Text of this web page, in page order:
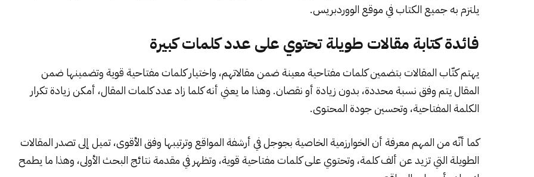
يلتزم به جميع الكتاب في موقع الووردبريس.
فائدة كتابة مقالات طويلة تحتوي على عدد كلمات كبيرة
يهتم كتّاب المقالات بتضمين كلمات مفتاحية معينة ضمن مقالاتهم، واختيار كلمات مفتاحية قوية وتضمينها ضمن
المقال يتم وفق نسبة محددة، بدون زيادة أو نقصان. وهذا ما يعني أنه كلما زاد عدد كلمات المقال، أمكن زيادة تكرار
الكلمة المفتاحية، وتحسين جودة المحتوى.
كما أنّه من المهم معرفة أن الخوارزمية الخاصية بجوجل في أرشفة المواقع وترتيبها وفق الأقوى، تميل إلى تصدر المقالات
الطويلة التي تزيد عن ألف كلمة، وتحتوي على كلمات مفتاحية قوية، وتظهر في مقدمة نتائج البحث الأولى، وهذا ما يطمح